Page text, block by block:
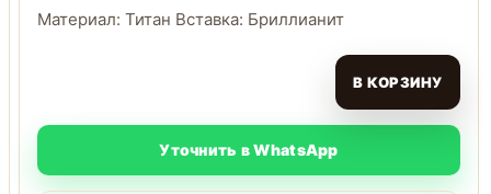
Материал: Титан Вставка: Бриллианит
В КОРЗИНУ
Уточнить в WhatsApp